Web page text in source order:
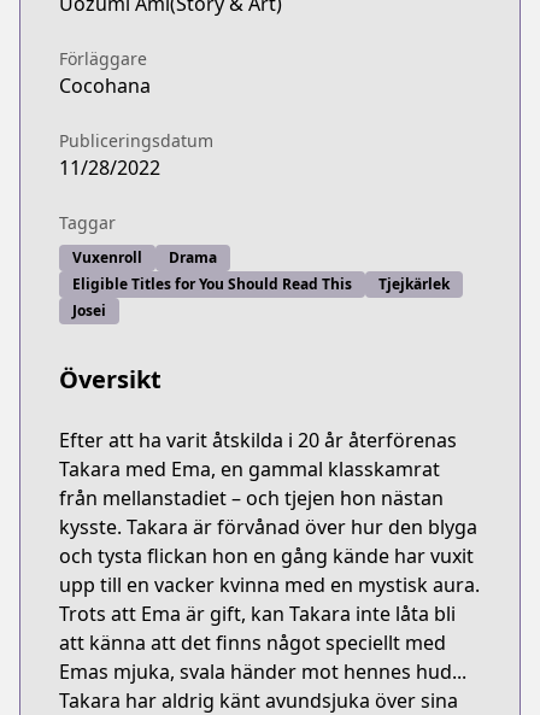
Förläggare
Cocohana
Publiceringsdatum
11/28/2022
Taggar
Vuxenroll
Drama
Eligible Titles for You Should Read This
Tjejkärlek
Josei
Översikt
Efter att ha varit åtskilda i 20 år återförenas
Takara med Ema, en gammal klasskamrat
från mellanstadiet – och tjejen hon nästan
kysste. Takara är förvånad över hur den blyga
och tysta flickan hon en gång kände har vuxit
upp till en vacker kvinna med en mystisk aura.
Trots att Ema är gift, kan Takara inte låta bli
att känna att det finns något speciellt med
Emas mjuka, svala händer mot hennes hud...
Takara har aldrig känt avundsjuka över sina